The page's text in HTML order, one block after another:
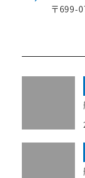
〒699-